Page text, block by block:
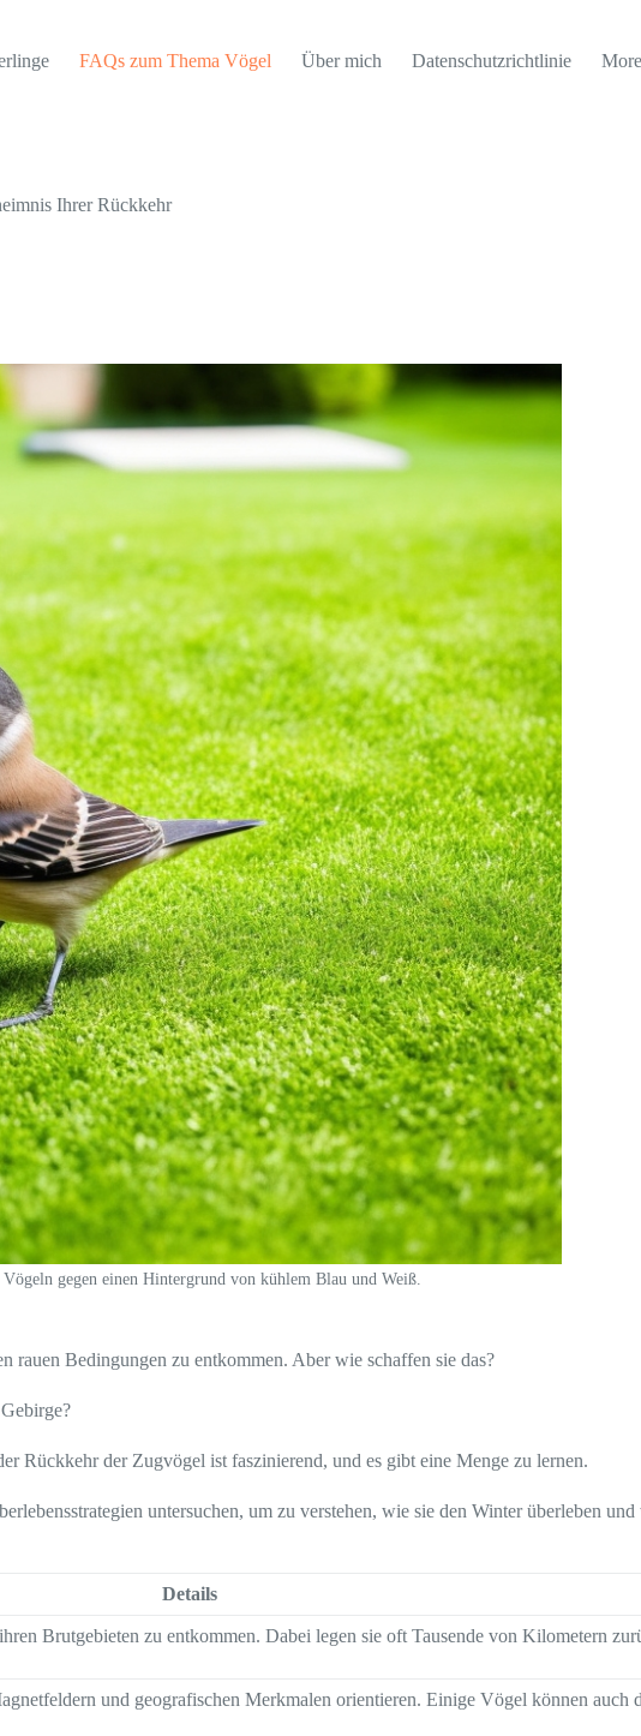
FAQs zum Thema Vögel Über mich Datenschutzrichtlinie More
Ihrer Rückkehr
gegen einen Hintergrund von kühlem Blau und Weiß.
Bedingungen zu entkommen. Aber wie schaffen sie das?
Rückkehr der Zugvögel ist faszinierend, und es gibt eine Menge zu lernen.
untersuchen, um zu verstehen, wie sie den Winter überleben
Details
Brutgebieten zu entkommen. Dabei legen sie oft Tausende von Kilometern
und geografischen Merkmalen orientieren. Einige Vögel können auch